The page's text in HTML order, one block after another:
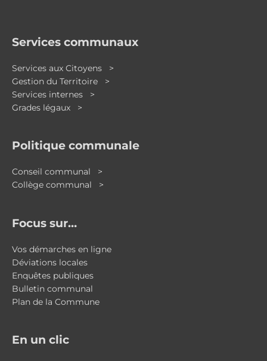
Services communaux
Services aux Citoyens >
Gestion du Territoire >
Services internes >
Grades légaux >
Politique communale
Conseil communal >
Collège communal >
Focus sur…
Vos démarches en ligne
Déviations locales
Enquêtes publiques
Bulletin communal
Plan de la Commune
En un clic